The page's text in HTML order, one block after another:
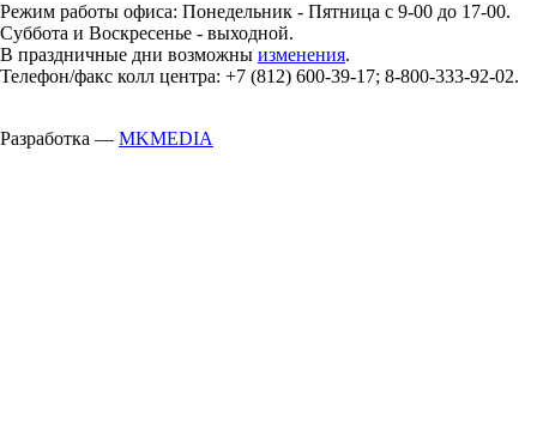
Режим работы офиса: Понедельник - Пятница с 9-00 до 17-00.
Суббота и Воскресенье - выходной.
В праздничные дни возможны изменения.
Телефон/факс колл центра: +7 (812) 600-39-17; 8-800-333-92-02.
Разработка — MKMEDIA